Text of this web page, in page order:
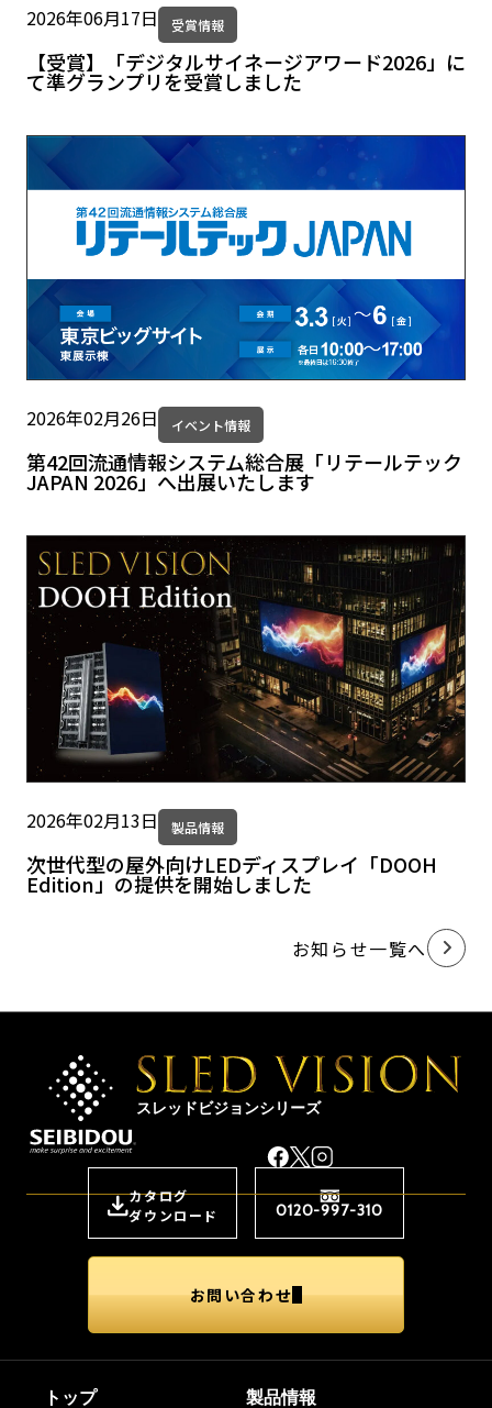
お知らせ一覧へ
2026年06月17日 受賞情報
【受賞】「デジタルサイネージアワード2026」に
て準グランプリを受賞しました
2026年02月26日 イベント情報
第42回流通情報システム総合展「リテールテック
JAPAN 2026」へ出展いたします
2026年02月13日 製品情報
次世代型の屋外向けLEDディスプレイ「DOOH
Edition」の提供を開始しました
スレッドビジョンシリーズ
カタログ
ダウンロード
0120-997-310
お問い合わせ
トップ 製品情報